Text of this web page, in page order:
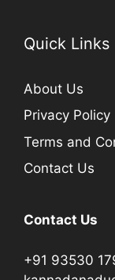
Quick Links
About Us
Privacy Policy
Terms and
Contact Us
Contact Us
+91 93530